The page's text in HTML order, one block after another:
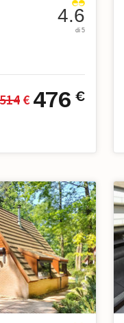
domestici
4.6
di 5
514 € 476 €